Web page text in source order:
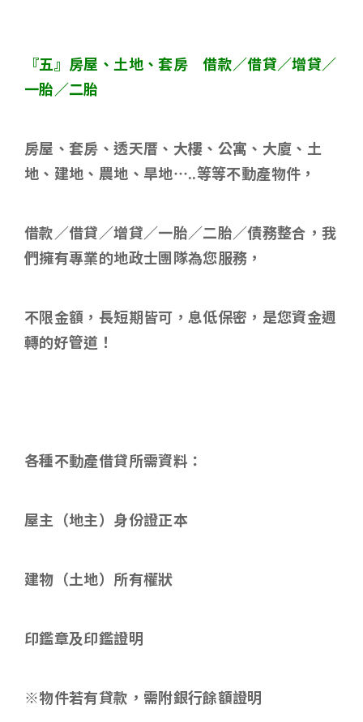
『五』房屋、土地、套房 借款／借貸／增貸／
一胎／二胎
房屋、套房、透天厝、大樓、公寓、大廈、土
地、建地、農地、旱地…..等等不動產物件，
借款／借貸／增貸／一胎／二胎／債務整合，我
們擁有專業的地政士團隊為您服務，
不限金額，長短期皆可，息低保密，是您資金週
轉的好管道！
各種不動產借貸所需資料 ：
屋主（地主）身份證正本
建物（土地）所有權狀
印鑑章及印鑑證明
※物件若有貸款，需附銀行餘額證明